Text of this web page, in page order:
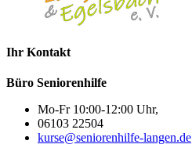
Ihr Kontakt
Büro Seniorenhilfe
Mo-Fr 10:00-12:00 Uhr,
06103 22504
kurse@seniorenhilfe-langen.de